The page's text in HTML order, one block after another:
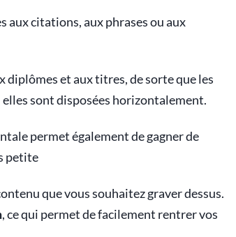
citations, aux phrases ou aux
diplômes et aux titres, de sorte que les
sont disposées horizontalement.
permet également de gagner de
petite
que vous souhaitez graver dessus.
, ce qui permet de facilement rentrer vos